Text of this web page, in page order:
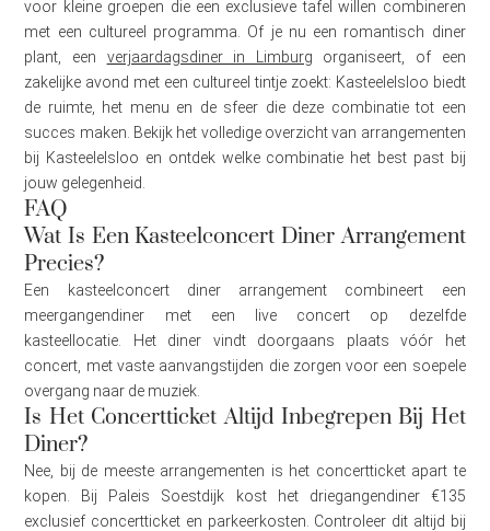
voor kleine groepen die een exclusieve tafel willen combineren
met een cultureel programma. Of je nu een romantisch diner
plant, een verjaardagsdiner in Limburg organiseert, of een
zakelijke avond met een cultureel tintje zoekt: Kasteelelsloo biedt
de ruimte, het menu en de sfeer die deze combinatie tot een
succes maken. Bekijk het volledige overzicht van arrangementen
bij Kasteelelsloo en ontdek welke combinatie het best past bij
jouw gelegenheid.
FAQ
Wat Is Een Kasteelconcert Diner Arrangement
Precies?
Een kasteelconcert diner arrangement combineert een
meergangendiner met een live concert op dezelfde
kasteellocatie. Het diner vindt doorgaans plaats vóór het
concert, met vaste aanvangstijden die zorgen voor een soepele
overgang naar de muziek.
Is Het Concertticket Altijd Inbegrepen Bij Het
Diner?
Nee, bij de meeste arrangementen is het concertticket apart te
kopen. Bij Paleis Soestdijk kost het driegangendiner €135
exclusief concertticket en parkeerkosten. Controleer dit altijd bij